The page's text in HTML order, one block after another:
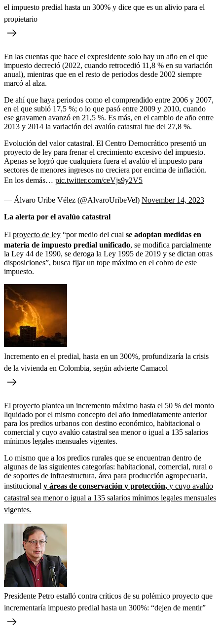
el impuesto predial hasta un 300% y dice que es un alivio para el
propietario
En las cuentas que hace el expresidente solo hay un año en el que
impuesto decreció (2022, cuando retrocedió 11,8 % en su variación
anual), mientras que en el resto de periodos desde 2002 siempre
marcó al alza.
De ahí que haya periodos como el comprendido entre 2006 y 2007,
en el que subió 17,5 %; o lo que pasó entre 2009 y 2010, cuando
ese gravamen avanzó en 21,5 %. Es más, en el cambio de año entre
2013 y 2014 la variación del avalúo catastral fue del 27,8 %.
Evolución del valor catastral. El Centro Democrático presentó un
proyecto de ley para frenar el crecimiento excesivo del impuesto.
Apenas se logró que cualquiera fuera el avalúo el impuesto para
sectores de menores ingresos no creciera por encima de inflación.
En los demás… pic.twitter.com/ceVjs9y2V5
— Álvaro Uribe Vélez (@AlvaroUribeVel) November 14, 2023
La alerta por el avalúo catastral
El proyecto de ley “por medio del cual se adoptan medidas en
materia de impuesto predial unificado, se modifica parcialmente
la Ley 44 de 1990, se deroga la Ley 1995 de 2019 y se dictan otras
disposiciones”, busca fijar un tope máximo en el cobro de este
impuesto.
Incremento en el predial, hasta en un 300%, profundizaría la crisis
de la vivienda en Colombia, según advierte Camacol
El proyecto plantea un incremento máximo hasta el 50 % del monto
liquidado por el mismo concepto del año inmediatamente anterior
para los predios urbanos con destino económico, habitacional o
comercial y cuyo avalúo catastral sea menor o igual a 135 salarios
mínimos legales mensuales vigentes.
Lo mismo que a los predios rurales que se encuentran dentro de
algunas de las siguientes categorías: habitacional, comercial, rural o
de soportes de infraestructura, área para producción agropecuaria,
institucional y áreas de conservación y protección, y cuyo avalúo
catastral sea menor o igual a 135 salarios mínimos legales mensuales
vigentes.
Presidente Petro estalló contra críticos de su polémico proyecto que
incrementaría impuesto predial hasta un 300%: “dejen de mentir”